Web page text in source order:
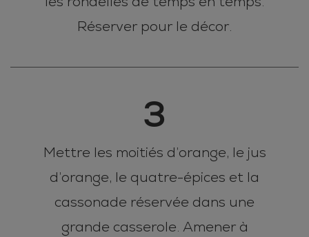
Réserver pour le décor.
3
Mettre les moitiés d’orange, le jus
d’orange, le quatre-épices et la
cassonade réservée dans une
grande casserole. Amener à